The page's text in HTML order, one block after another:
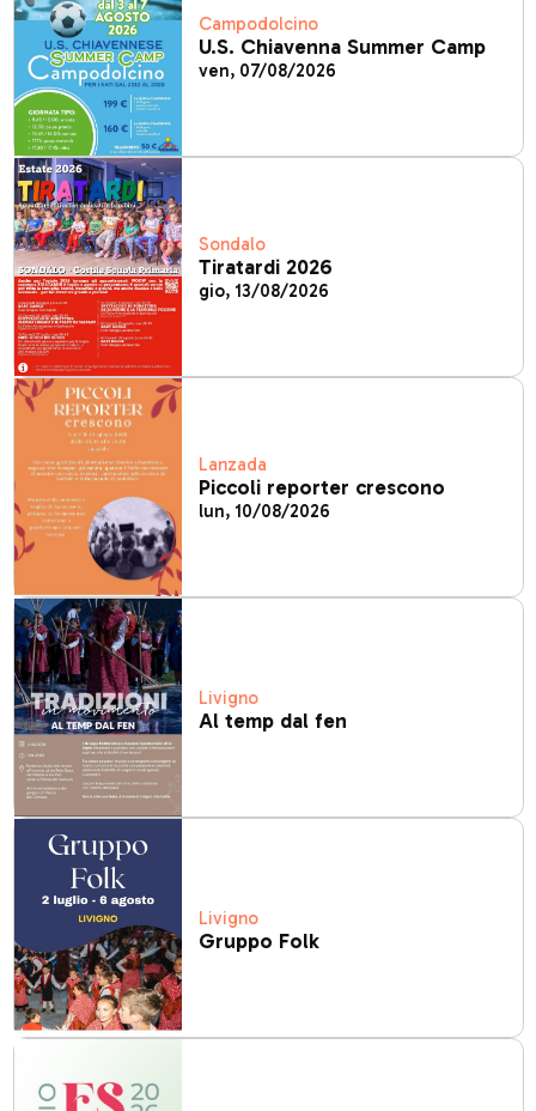
Campodolcino
U.S. Chiavenna Summer Camp
ven, 07/08/2026
Sondalo
Tiratardi 2026
gio, 13/08/2026
Lanzada
Piccoli reporter crescono
lun, 10/08/2026
Livigno
Al temp dal fen
Livigno
Gruppo Folk